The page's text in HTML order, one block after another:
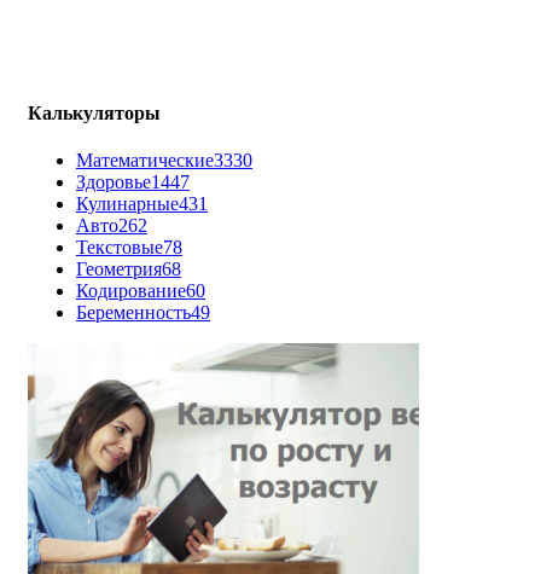
Калькуляторы
Математические3330
Здоровье1447
Кулинарные431
Авто262
Текстовые78
Геометрия68
Кодирование60
Беременность49